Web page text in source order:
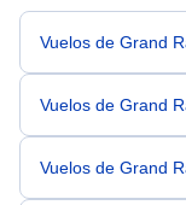
Vuelos de Grand
Vuelos de Grand
Vuelos de Grand